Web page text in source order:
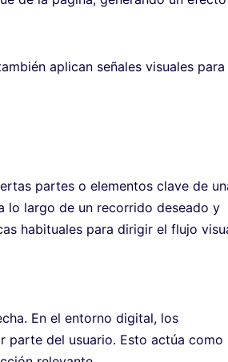
aplican señales visuales para
partes o elementos clave de
lo largo de un recorrido deseado y
habituales para dirigir el flujo
En el entorno digital, los
parte del usuario. Esto actúa como